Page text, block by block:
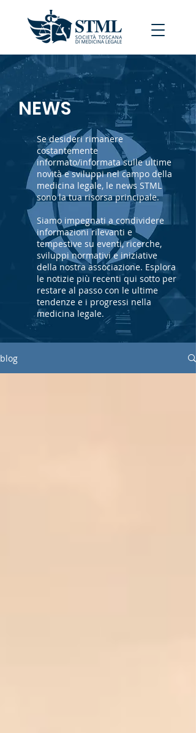
NEWS
Se desideri rimanere
costantemente
informato/informata sulle ultime
novità e sviluppi nel campo della
medicina legale, le news STML
sono la tua risorsa principale.
Siamo impegnati a condividere
informazioni rilevanti e
tempestive su eventi, ricerche,
sviluppi normativi e iniziative
della nostra associazione. Esplora
le notizie più recenti qui sotto per
restare al passo con le ultime
tendenze e i progressi nella
medicina legale.
blog